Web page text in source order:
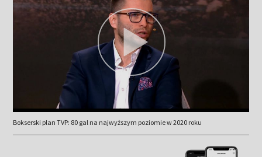
Bokserski plan TVP: 80 gal na najwyższym poziomie w 2020 roku